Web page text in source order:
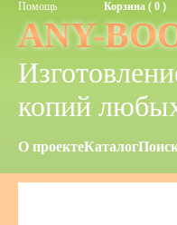
Помощь Корзина ( 0 )
ANY-
копий
О проектеКаталог